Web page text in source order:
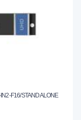
F16/STANDALONE